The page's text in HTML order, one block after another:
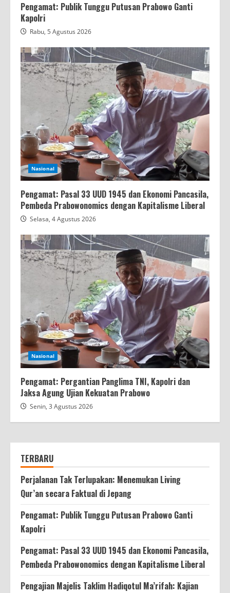
Pengamat: Publik Tunggu Putusan Prabowo Ganti
Kapolri
Rabu, 5 Agustus 2026
Nasional
Pengamat: Pasal 33 UUD 1945 dan Ekonomi Pancasila,
Pembeda Prabowonomics dengan Kapitalisme Liberal
Selasa, 4 Agustus 2026
Nasional
Pengamat: Pergantian Panglima TNI, Kapolri dan
Jaksa Agung Ujian Kekuatan Prabowo
Senin, 3 Agustus 2026
TERBARU
Perjalanan Tak Terlupakan: Menemukan Living
Qur’an secara Faktual di Jepang
Pengamat: Publik Tunggu Putusan Prabowo Ganti
Kapolri
Pengamat: Pasal 33 UUD 1945 dan Ekonomi Pancasila,
Pembeda Prabowonomics dengan Kapitalisme Liberal
Pengajian Majelis Taklim Hadiqotul Ma’rifah: Kajian